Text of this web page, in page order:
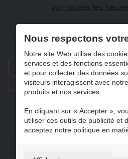
Voir toutes les
S'abonner à
Ik geef de toestemming om mijn
verwerken zoals aangegeven in
NL
Nous respectons
Notre site Web utilise des
services et des fonctions
et pour collecter des données
visiteurs interagissent avec
produits et nos services.
En cliquant sur « Accepter »,
utiliser ces outils de publicité et
acceptez notre politique en